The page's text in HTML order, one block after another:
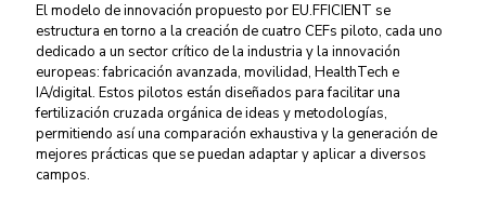
El modelo de innovación propuesto por EU.FFICIENT se
estructura en torno a la creación de cuatro CEFs piloto, cada uno
dedicado a un sector crítico de la industria y la innovación
europeas: fabricación avanzada, movilidad, HealthTech e
IA/digital. Estos pilotos están diseñados para facilitar una
fertilización cruzada orgánica de ideas y metodologías,
permitiendo así una comparación exhaustiva y la generación de
mejores prácticas que se puedan adaptar y aplicar a diversos
campos.